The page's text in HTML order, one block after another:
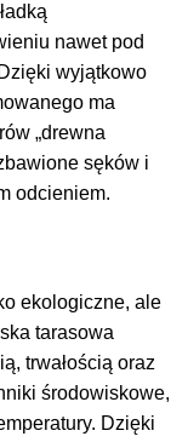
nawet pod
wyjątkowo
ma
„drewna
sęków i
odcieniem.
ekologiczne, ale
tarasowa
trwałością oraz
środowiskowe,
Dzięki